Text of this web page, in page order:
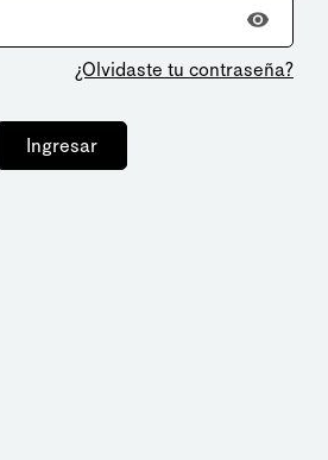
¿Olvidaste tu contraseña?
Ingresar